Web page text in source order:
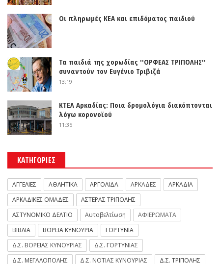
Οι πληρωμές ΚΕΑ και επιδόματος παιδιού
Τα παιδιά της χορωδίας ''ΟΡΦΕΑΣ ΤΡΙΠΟΛΗΣ''
συναντούν τον Ευγένιο Τριβιζά
13:19
ΚΤΕΛ Αρκαδίας: Ποια δρομολόγια διακόπτονται
λόγω κορονοϊού
11:35
ΚΑΤΗΓΟΡΙΕΣ
ΑΓΓΕΛΙΕΣ ΑΘΛΗΤΙΚΑ ΑΡΓΟΛΙΔΑ ΑΡΚΑΔΕΣ
ΑΡΚΑΔΙΑ
ΑΡΚΑΔΙΚΕΣ ΟΜΑΔΕΣ
ΑΣΤΕΡΑΣ ΤΡΙΠΟΛΗΣ
ΑΣΤΥΝΟΜΙΚΟ ΔΕΛΤΙΟ
Αυτοβελτίωση
ΑΦΙΕΡΩΜΑΤΑ
ΒΙΒΛΙΑ
ΒΟΡΕΙΑ ΚΥΝΟΥΡΙΑ
ΓΟΡΤΥΝΙΑ
Δ.Σ. ΒΟΡΕΙΑΣ ΚΥΝΟΥΡΙΑΣ
Δ.Σ. ΓΟΡΤΥΝΙΑΣ
Δ.Σ. ΜΕΓΑΛΟΠΟΛΗΣ
Δ.Σ. ΝΟΤΙΑΣ ΚΥΝΟΥΡΙΑΣ Δ.Σ. ΤΡΙΠΟΛΗΣ